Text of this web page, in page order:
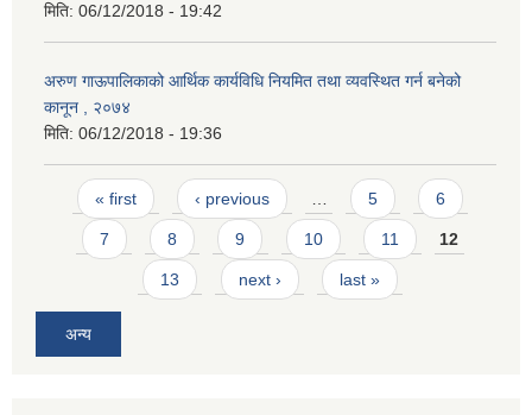
मिति: 06/12/2018 - 19:42
अरुण गाऊपालिकाको आर्थिक कार्यविधि नियमित तथा व्यवस्थित गर्न बनेको
कानून , २०७४
मिति: 06/12/2018 - 19:36
Pages
« first ‹ previous 5 6
7 8 9 10 11 12
13 next › last »
अन्य